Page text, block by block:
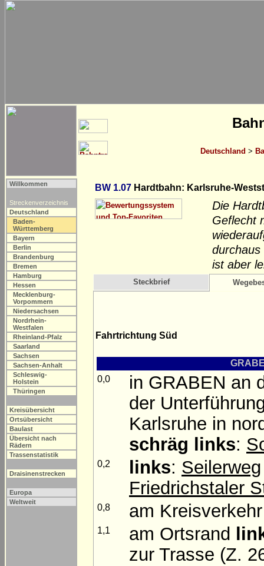
Deutschland >
Willkommen
Streckenverzeichnis
Deutschland
Baden-
Württemberg
Bayern
Berlin
Brandenburg
Bremen
Hamburg
Hessen
Mecklenburg-
Vorpommern
Niedersachsen
Nordrhein-
Westfalen
Rheinland-Pfalz
Saarland
Sachsen
Sachsen-Anhalt
Schleswig-
Holstein
Thüringen
Kreisübersicht
Ortsübersicht
Baulast
Übersicht nach
Rädern
Trassenstatistik
Draisinenstrecken
Europa
Weltweit
BW 1.07 Hardtbahn: Karlsruhe-
Die
Geflecht
durchaus
ist aber
Steckbrief
Fahrtrichtung Süd
0,0
in GRABEN an
der
Karlsruhe in
schräg links:
0,2 links: Seilerweg
Friedrichstaler
0,8 am
1,1 am Ortsrand
zur Trasse (Z.